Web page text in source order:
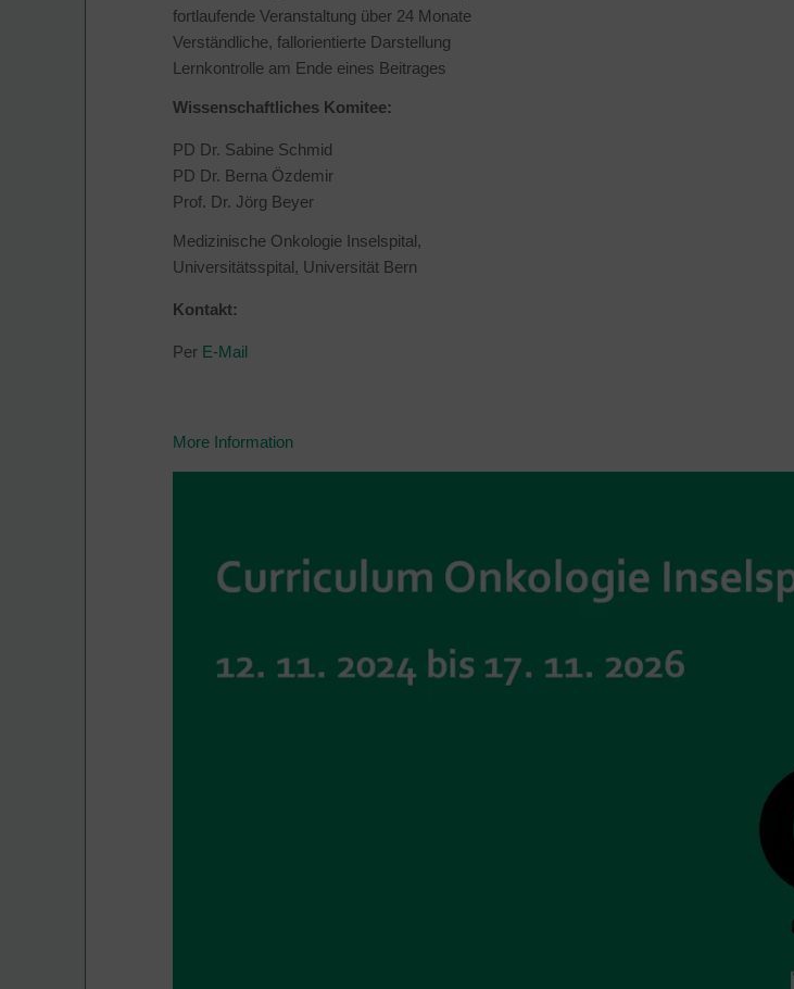
fortlaufende Veranstaltung über 24 Monate
Verständliche, fallorientierte Darstellung
Lernkontrolle am Ende eines Beitrages
Wissenschaftliches Komitee:
PD Dr. Sabine Schmid
PD Dr. Berna Özdemir
Prof. Dr. Jörg Beyer
Medizinische Onkologie Inselspital,
Universitätsspital, Universität Bern
Kontakt:
Per E-Mail
More Information